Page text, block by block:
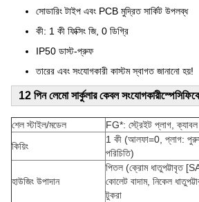
সোডারিং টাইপ এবং PCB মুদ্রিত সার্কিট উপলব্ধ
কী: 1 কী ফিক্সিং জি, 0 ডিগ্রি
IP50 ডাস্ট-প্রুফ
তারের এবং সংযোগকারী কাস্টম স্বাগত জানানো হয়!
12 পিন লেমো সার্কুলার কেবল সংযোগকারী
শেল স্টাইল/মডেল
FG*: স্ট্রেইট প্লাগ,
কিয়িং
1 কী (আলফা=0, প্লাগ: পুরুষ
পরিচিতি)
হাউজিং উপাদান
পিতল (ক্রোম ধাতুপট্টাবৃত
কোলেট বাদাম, নিকেল
টুকরা